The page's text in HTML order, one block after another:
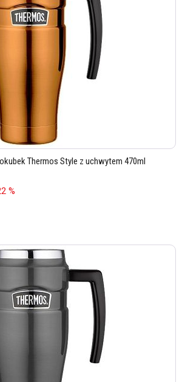
Thermos Style z uchwytem 470ml
%